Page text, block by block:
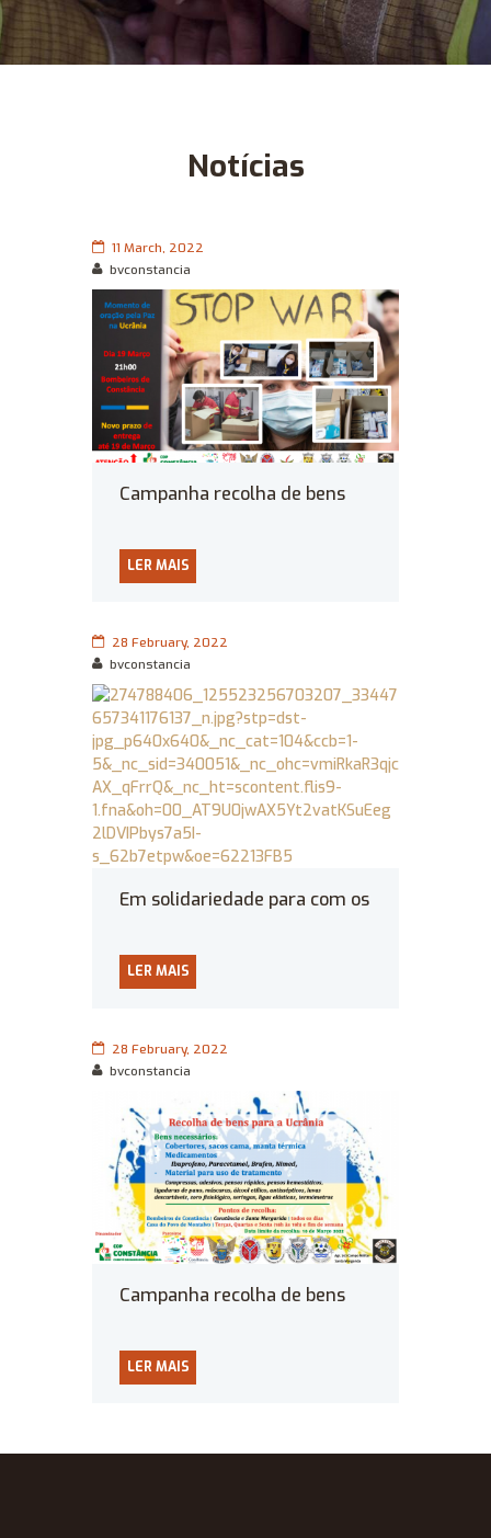
Notícias
11 March, 2022
bvconstancia
Campanha recolha de bens
LER MAIS
28 February, 2022
bvconstancia
Em solidariedade para com os
LER MAIS
28 February, 2022
bvconstancia
Campanha recolha de bens
LER MAIS